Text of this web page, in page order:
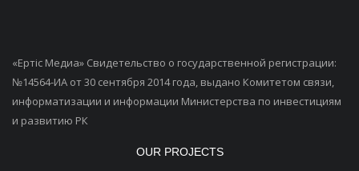
«Ертiс Медиа» Свидетельство о государственной регистрации:
№14564-ИА от 30 сентября 2014 года, выдано Комитетом связи,
информатизации и информации Министерства по инвестициям
и развитию РК
OUR PROJECTS